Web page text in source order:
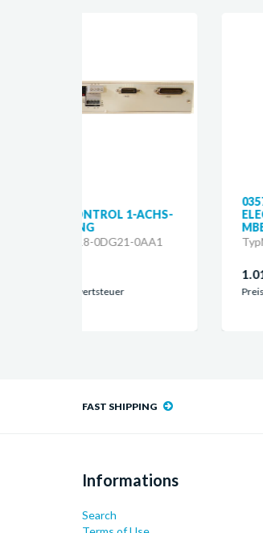
ELECTRONIC UNIT XX.746 /
TypNr: MBE3-50
Preis zzgl. Mehrwertsteuer
FAST SHIPPING
Informations
Search